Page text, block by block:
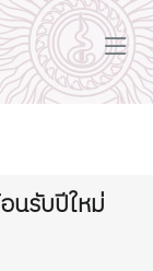
นรับปีใหม่